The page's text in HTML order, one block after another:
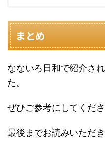
まとめ
なないろ日和で紹介さ
た。
ぜひご参考にしてくださ
最後までお読みいただ